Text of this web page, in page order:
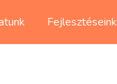
Fejlesztéseink